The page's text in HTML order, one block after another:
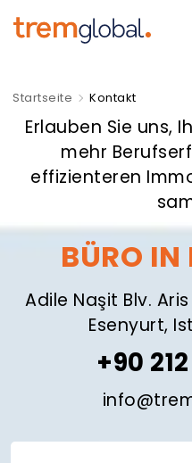
Startseite Kontakt
Erlauben Sie uns,
mehr
effizienteren
BÜRO IN
Adile Naşit Blv.
Esenyurt,
+90